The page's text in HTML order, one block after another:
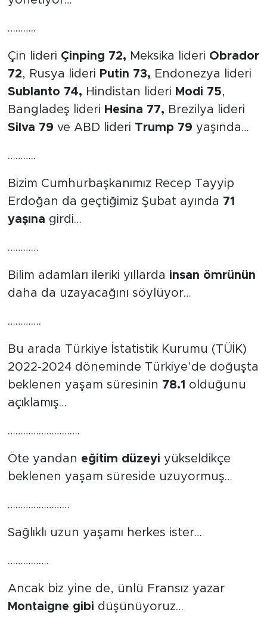
………..
Çin lideri Çinping 72, Meksika lideri Obrador
72, Rusya lideri Putin 73, Endonezya lideri
Sublanto 74, Hindistan lideri Modi 75,
Bangladeş lideri Hesina 77, Brezilya lideri
Silva 79 ve ABD lideri Trump 79 yaşında…
………..
Bizim Cumhurbaşkanımız Recep Tayyip
Erdoğan da geçtiğimiz Şubat ayında 71
yaşına girdi…
…………
Bilim adamları ileriki yıllarda insan ömrünün
daha da uzayacağını söylüyor…
………….
Bu arada Türkiye İstatistik Kurumu (TÜİK)
2022-2024 döneminde Türkiye’de doğuşta
beklenen yaşam süresinin 78.1 olduğunu
açıklamış…
……………………….
Öte yandan eğitim düzeyi yükseldikçe
beklenen yaşam süreside uzuyormuş…
……………………
Sağlıklı uzun yaşamı herkes ister…
…………….
Ancak biz yine de, ünlü Fransız yazar
Montaigne gibi düşünüyoruz…